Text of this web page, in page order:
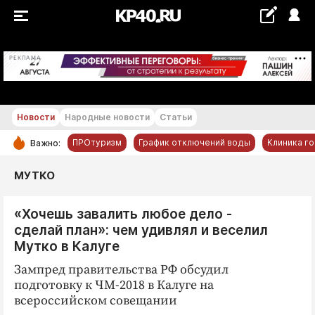
РЕКЛАМА +20...+21 °С
РУБРИКИ
Новости компаний
Статьи
Авто и транспорт
Благоустройство
Новости Народные новости Статьи
Важно: ПРОтуризм График отключений воды Клиника
МУТКО
«Хочешь завалить любое дело -
сделай план»: чем удивлял и веселил
Мутко в Калуге
Зампред правительства РФ обсудил
подготовку к ЧМ-2018 в Калуге на
всероссийском совещании